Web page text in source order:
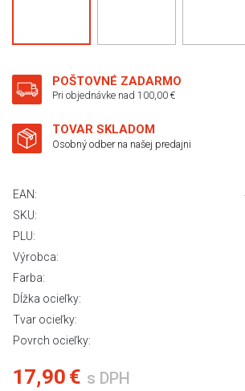
POŠTOVNÉ ZADARMO
Pri objednávke nad 100,00 €
TOVAR SKLADOM
Osobný odber na našej predajni
EAN:
SKU:
PLU:
Výrobca:
Farba:
Dĺžka ocieľky:
Tvar ocieľky:
Povrch ocieľky:
17,90 € s DPH